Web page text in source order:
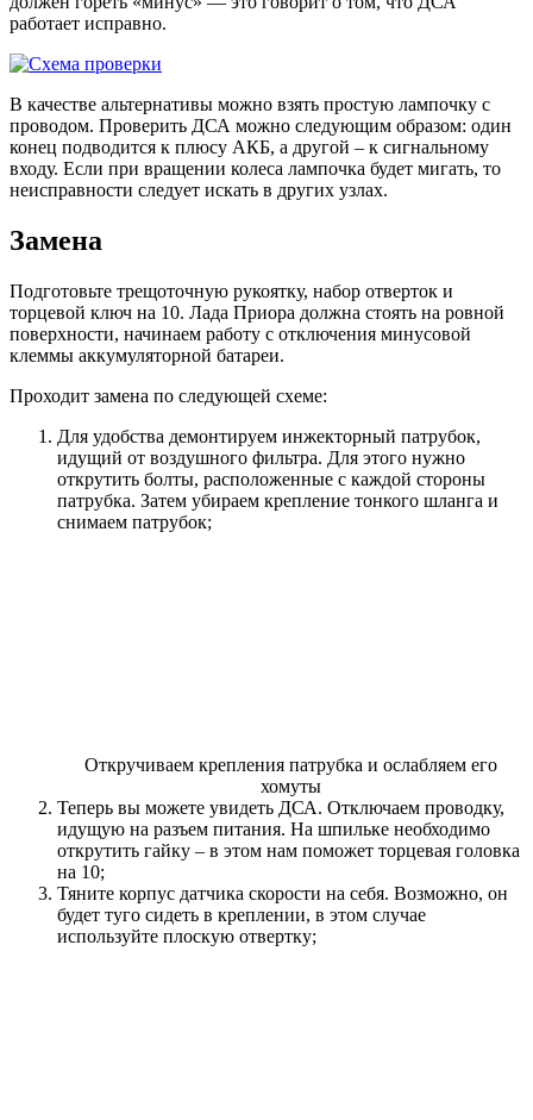
работает исправно.
В качестве альтернативы можно взять простую лампочку с
проводом. Проверить ДСА можно следующим образом: один
конец подводится к плюсу АКБ, а другой – к сигнальному
входу. Если при вращении колеса лампочка будет мигать, то
неисправности следует искать в других узлах.
Замена
Подготовьте трещоточную рукоятку, набор отверток и
торцевой ключ на 10. Лада Приора должна стоять на ровной
поверхности, начинаем работу с отключения минусовой
клеммы аккумуляторной батареи.
Проходит замена по следующей схеме:
Для удобства демонтируем инжекторный патрубок,
идущий от воздушного фильтра. Для этого нужно
открутить болты, расположенные с каждой стороны
патрубка. Затем убираем крепление тонкого шланга и
снимаем патрубок;
Откручиваем крепления патрубка и ослабляем его
хомуты
Теперь вы можете увидеть ДСА. Отключаем проводку,
идущую на разъем питания. На шпильке необходимо
открутить гайку – в этом нам поможет торцевая головка
на 10;
Тяните корпус датчика скорости на себя. Возможно, он
будет туго сидеть в креплении, в этом случае
используйте плоскую отвертку;